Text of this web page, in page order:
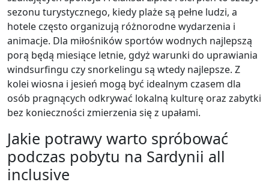
sezonu turystycznego, kiedy plaże są pełne ludzi, a
hotele często organizują różnorodne wydarzenia i
animacje. Dla miłośników sportów wodnych najlepszą
porą będą miesiące letnie, gdyż warunki do uprawiania
windsurfingu czy snorkelingu są wtedy najlepsze. Z
kolei wiosna i jesień mogą być idealnym czasem dla
osób pragnących odkrywać lokalną kulturę oraz zabytki
bez konieczności zmierzenia się z upałami.
Jakie potrawy warto spróbować
podczas pobytu na Sardynii all
inclusive